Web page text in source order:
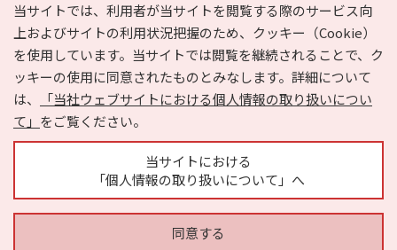
当サイトでは、利用者が当サイトを閲覧する際のサービス向
上およびサイトの利用状況把握のため、クッキー（Cookie）
を使用しています。当サイトでは閲覧を継続されることで、ク
ッキーの使用に同意されたものとみなします。詳細について
は、
「当社ウェブサイトにおける個人情報の取り扱いについ
て」 をご覧ください。
当サイトにおける
「個人情報の取り扱いについて」へ
同意する
e-NAVITA（イーナビタ）とは？ お気に入り
ヘルプ
利用規約
個人情報の取り扱いについて
運営会社
サイトマップ
広告掲載に関するお問い合わせ